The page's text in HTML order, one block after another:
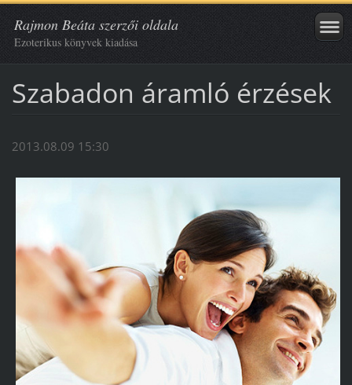
Rajmon Beáta szerzői oldala
Ezoterikus könyvek kiadása
Szabadon áramló érzések
2013.08.09 15:30